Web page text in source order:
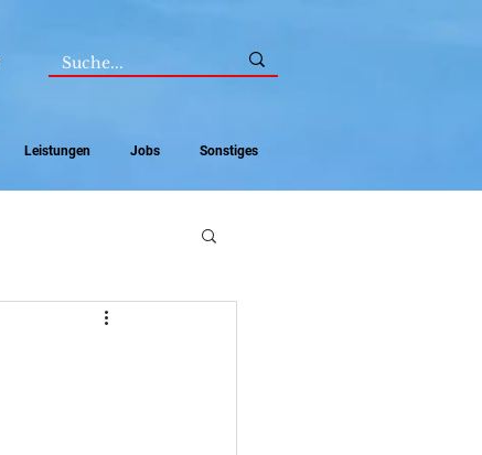
Leistungen Jobs Sonstiges